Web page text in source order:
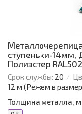
ступеньки-14мм,
Полиэстер
Срок службы: 20
12 м (Режем в
Толщина металла,